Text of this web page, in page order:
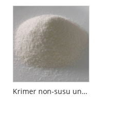
Krimer non-susu untuk Lemak Sereal 40%-50%